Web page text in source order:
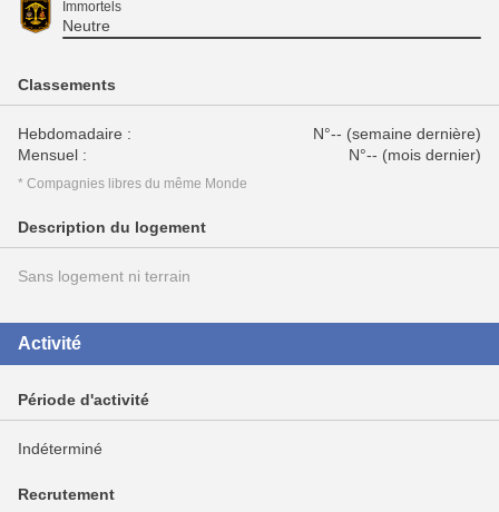
Immortels
Neutre
Classements
Hebdomadaire :
N°-- (semaine dernière)
Mensuel :
N°-- (mois dernier)
* Compagnies libres du même Monde
Description du logement
Sans logement ni terrain
Activité
Période d'activité
Indéterminé
Recrutement